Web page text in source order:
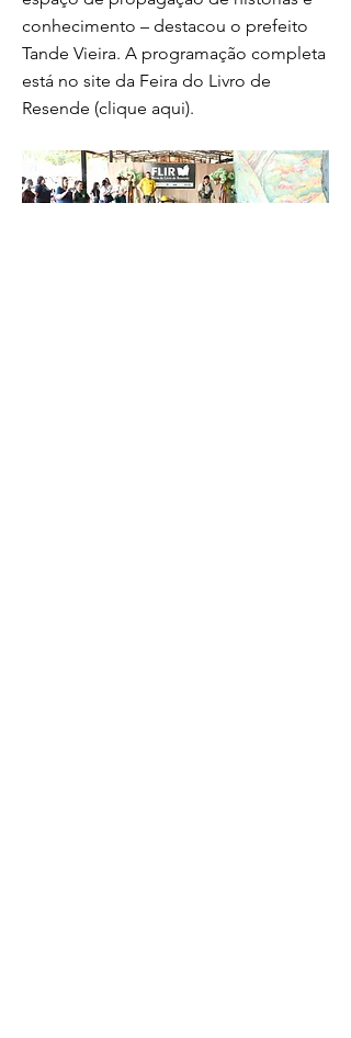
conhecimento – destacou o prefeito
Tande Vieira. A programação completa
está no site da Feira do Livro de
Resende (clique aqui).